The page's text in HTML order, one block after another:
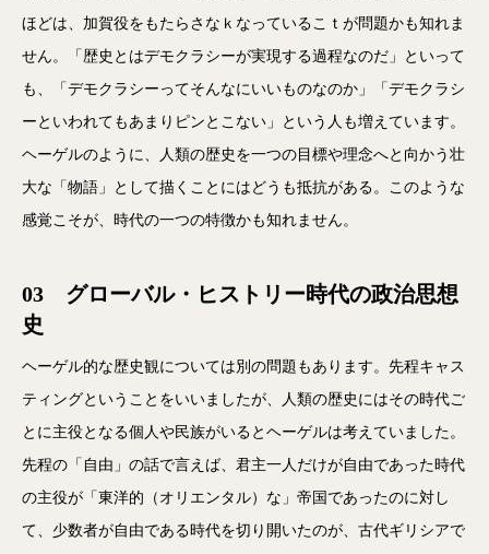
ほどは、加賀役をもたらさなｋなっているこｔが問題かも知れま
せん。「歴史とはデモクラシーが実現する過程なのだ」といって
も、「デモクラシーってそんなにいいものなのか」「デモクラシ
ーといわれてもあまりピンとこない」という人も増えています。
ヘーゲルのように、人類の歴史を一つの目標や理念へと向かう壮
大な「物語」として描くことにはどうも抵抗がある。このような
感覚こそが、時代の一つの特徴かも知れません。
03 グローバル・ヒストリー時代の政治思想
史
ヘーゲル的な歴史観については別の問題もあります。先程キャス
ティングということをいいましたが、人類の歴史にはその時代ご
とに主役となる個人や民族がいるとヘーゲルは考えていました。
先程の「自由」の話で言えば、君主一人だけが自由であった時代
の主役が「東洋的（オリエンタル）な」帝国であったのに対し
て、少数者が自由である時代を切り開いたのが、古代ギリシアで